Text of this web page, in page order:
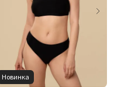
Новинка